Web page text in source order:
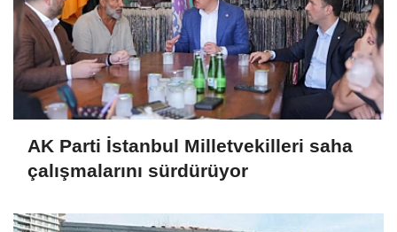
AK Parti İstanbul Milletvekilleri saha
çalışmalarını sürdürüyor